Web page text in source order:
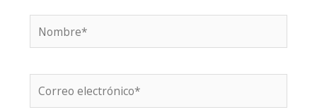
Nombre*
Correo
electrónico*